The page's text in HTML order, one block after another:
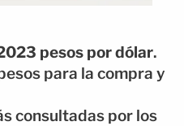
pesos por dólar.
para la compra y
consultadas por los